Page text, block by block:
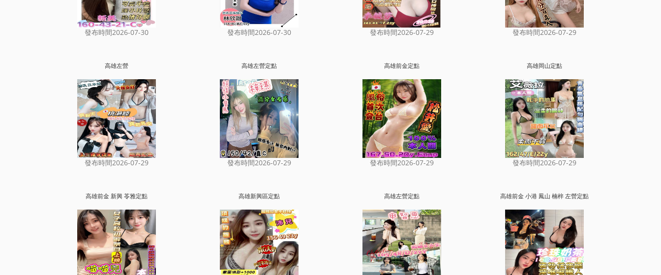
發布時間2026-07-30 發布時間2026-07-30 發布時間2026-07-29 發布時間2026-07-29
高雄左營
發布時間2026-07-29
高雄左營定點
發布時間2026-07-29
高雄前金定點
發布時間2026-07-29
高雄岡山定點
發布時間2026-07-29
高雄前金 新興 苓雅定點 高雄新興區定點 高雄左營定點 高雄前金 小港 鳳山 楠梓 左營定點